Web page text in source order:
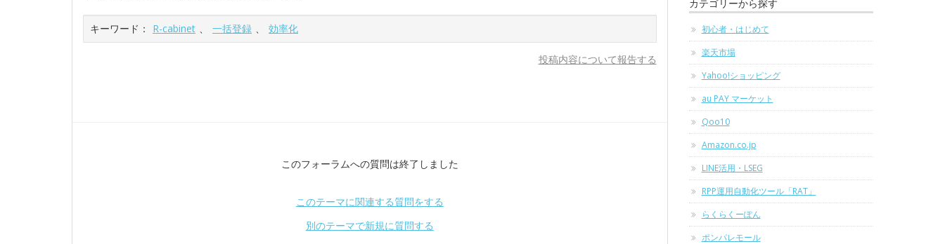
キーワード： R-cabinet 、 一括登録 、 効率化
投稿内容について報告する
このフォーラムへの質問は終了しました
このテーマに関連する質問をする
別のテーマで新規に質問する
カテゴリーから探す
初心者・はじめて
楽天市場
Yahoo!ショッピング
au PAY マーケット
Qoo10
Amazon.co.jp
LINE活用・LSEG
RPP運用自動化ツール「RAT」
らくらくーぽん
ポンパレモール